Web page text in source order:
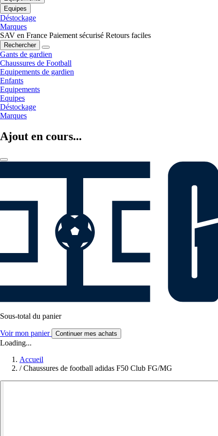
Equipes
Déstockage
Marques
SAV en France Paiement sécurisé Retours faciles
Rechercher
Gants de gardien
Chaussures de Football
Equipements de gardien
Enfants
Equipements
Equipes
Déstockage
Marques
Ajout en cours...
Sous-total du panier
Voir mon panier Continuer mes achats
Loading...
Accueil
/ Chaussures de football adidas F50 Club FG/MG